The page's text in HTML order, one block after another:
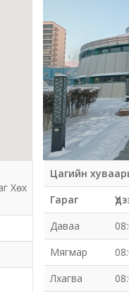
Хөх
Цагийн
Гараг
Даваа
Мягмар
Лхагва